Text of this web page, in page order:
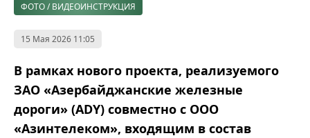
ФОТО / ВИДЕОИНСТРУКЦИЯ
15 Мая 2026 11:05
В рамках нового проекта, реализуемого
ЗАО «Азербайджанские железные
дороги» (ADY) совместно с ООО
«Азинтелеком», входящим в состав